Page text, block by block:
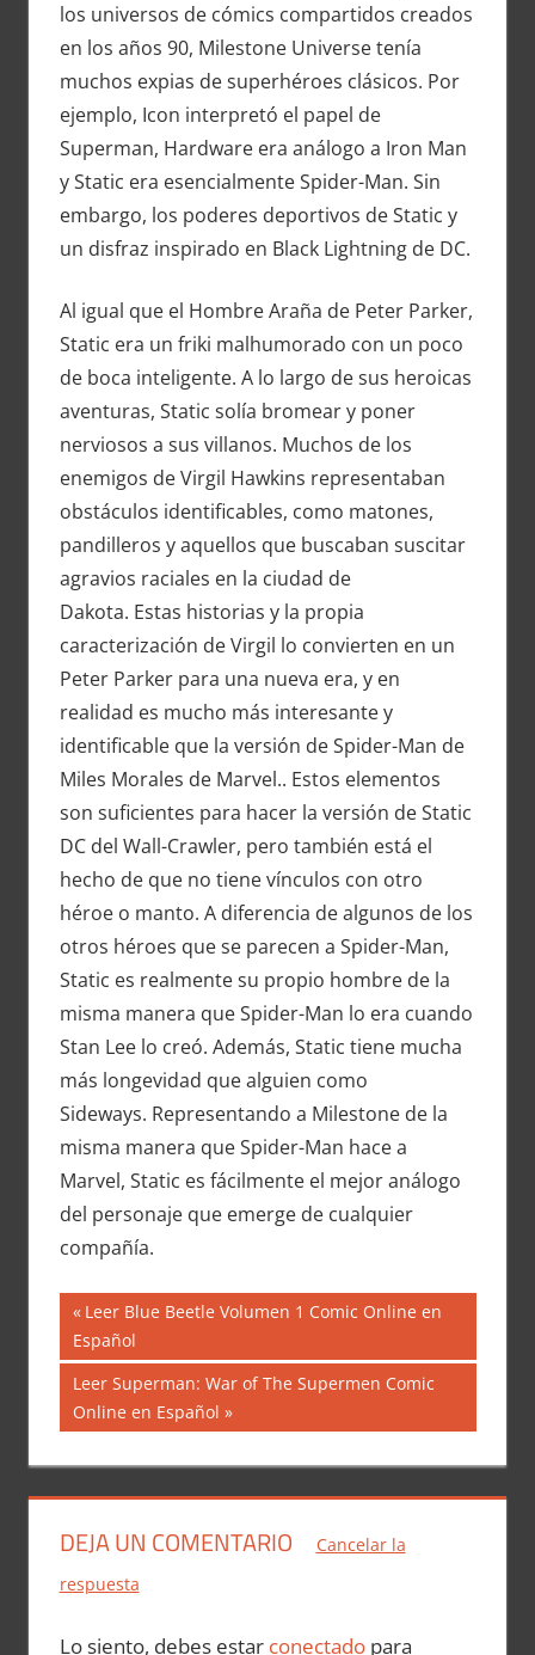
los universos de cómics compartidos creados
en los años 90, Milestone Universe tenía
muchos expias de superhéroes clásicos. Por
ejemplo, Icon interpretó el papel de
Superman, Hardware era análogo a Iron Man
y Static era esencialmente Spider-Man. Sin
embargo, los poderes deportivos de Static y
un disfraz inspirado en Black Lightning de DC.
Al igual que el Hombre Araña de Peter Parker,
Static era un friki malhumorado con un poco
de boca inteligente. A lo largo de sus heroicas
aventuras, Static solía bromear y poner
nerviosos a sus villanos. Muchos de los
enemigos de Virgil Hawkins representaban
obstáculos identificables, como matones,
pandilleros y aquellos que buscaban suscitar
agravios raciales en la ciudad de
Dakota. Estas historias y la propia
caracterización de Virgil lo convierten en un
Peter Parker para una nueva era, y en
realidad es mucho más interesante y
identificable que la versión de Spider-Man de
Miles Morales de Marvel.. Estos elementos
son suficientes para hacer la versión de Static
DC del Wall-Crawler, pero también está el
hecho de que no tiene vínculos con otro
héroe o manto. A diferencia de algunos de los
otros héroes que se parecen a Spider-Man,
Static es realmente su propio hombre de la
misma manera que Spider-Man lo era cuando
Stan Lee lo creó. Además, Static tiene mucha
más longevidad que alguien como
Sideways. Representando a Milestone de la
misma manera que Spider-Man hace a
Marvel, Static es fácilmente el mejor análogo
del personaje que emerge de cualquier
compañía.
Navegación
de
entradas
Entrada
anterior:
Leer Blue Beetle Volumen 1 Comic Online en
Español
Siguiente
entrada:
Leer Superman: War of The Supermen Comic
Online en Español
DEJA UN COMENTARIO
Cancelar la
respuesta
Lo siento, debes estar conectadopara